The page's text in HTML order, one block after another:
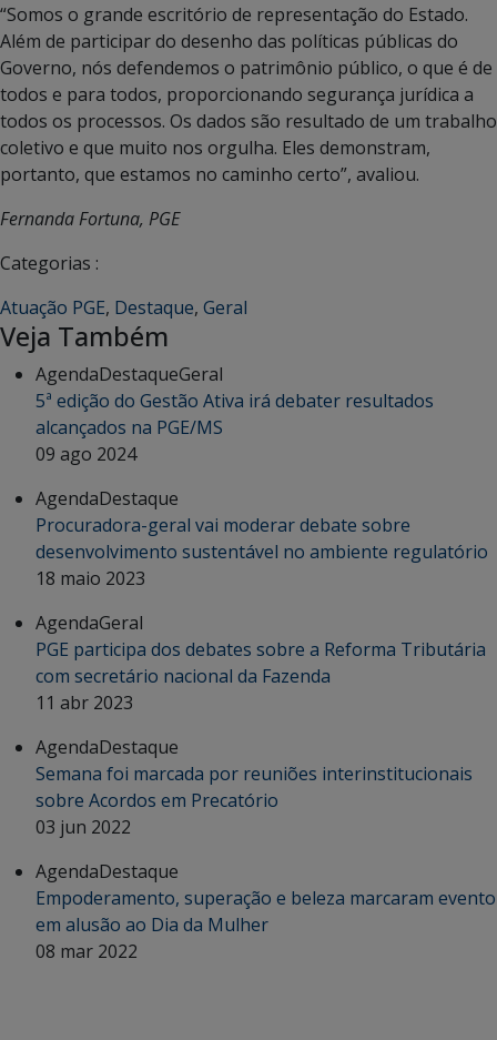
“Somos o grande escritório de representação do Estado.
Além de participar do desenho das políticas públicas do
Governo, nós defendemos o patrimônio público, o que é de
todos e para todos, proporcionando segurança jurídica a
todos os processos. Os dados são resultado de um trabalho
coletivo e que muito nos orgulha. Eles demonstram,
portanto, que estamos no caminho certo”, avaliou.
Fernanda Fortuna, PGE
Categorias :
Atuação PGE, Destaque, Geral
Veja Também
AgendaDestaqueGeral
5ª edição do Gestão Ativa irá debater resultados
alcançados na PGE/MS
09 ago 2024
AgendaDestaque
Procuradora-geral vai moderar debate sobre
desenvolvimento sustentável no ambiente regulatório
18 maio 2023
AgendaGeral
PGE participa dos debates sobre a Reforma Tributária
com secretário nacional da Fazenda
11 abr 2023
AgendaDestaque
Semana foi marcada por reuniões interinstitucionais
sobre Acordos em Precatório
03 jun 2022
AgendaDestaque
Empoderamento, superação e beleza marcaram evento
em alusão ao Dia da Mulher
08 mar 2022